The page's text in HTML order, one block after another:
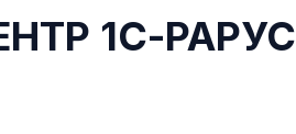
1С-РАРУС